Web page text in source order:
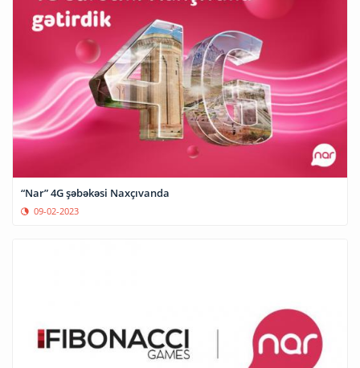
“Nar” 4G şəbəkəsi Naxçıvanda
09-02-2023